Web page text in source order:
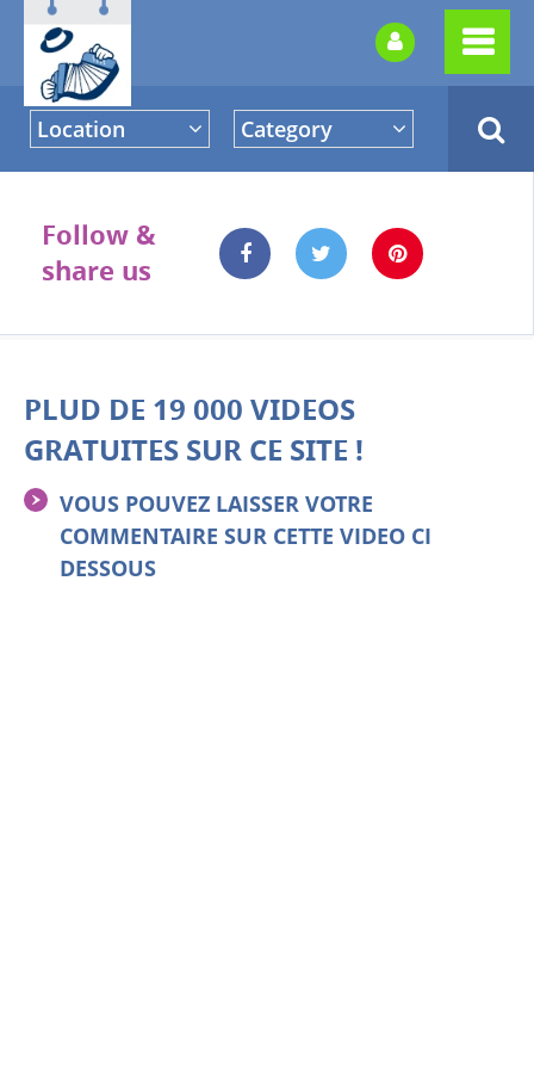
Location Category
Follow &
share us
PLUD DE 19 000 VIDEOS
GRATUITES SUR CE SITE !
VOUS POUVEZ LAISSER VOTRE
COMMENTAIRE SUR CETTE VIDEO CI
DESSOUS